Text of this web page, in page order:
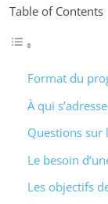
Table of Contents
Format du
À qui
Questions sur
Le besoin
Les objectifs